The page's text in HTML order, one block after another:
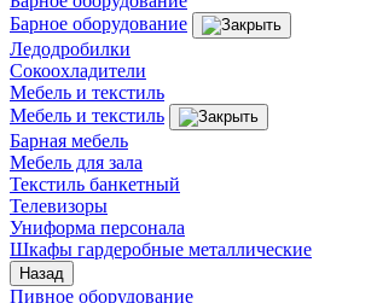
Барное оборудование
Ледодробилки
Сокоохладители
Мебель и текстиль
Мебель и текстиль
Барная мебель
Мебель для зала
Текстиль банкетный
Телевизоры
Униформа персонала
Шкафы гардеробные металлические
Назад
Пивное оборудование